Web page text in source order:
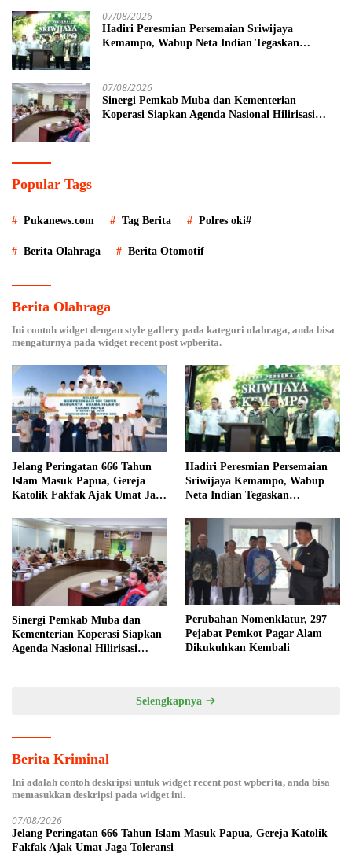
07/08/2026
Hadiri Peresmian Persemaian Sriwijaya
Kemampo, Wabup Neta Indian Tegaskan
07/08/2026
Sinergi Pemkab Muba dan Kementerian
Koperasi Siapkan Agenda Nasional Hilirisasi
Popular Tags
Pukanews.com Tag Berita Polres oki#
Berita Olahraga Berita Otomotif
Berita Olahraga
Ini contoh widget dengan style gallery pada kategori olahraga, anda bisa
mengaturnya pada widget recent post wpberita.
Jelang Peringatan 666 Tahun
Islam Masuk Papua, Gereja
Katolik Fakfak Ajak Umat Jaga
Hadiri Peresmian Persemaian
Sriwijaya Kemampo, Wabup
Neta Indian Tegaskan
Dukung Penghijauan
Sinergi Pemkab Muba dan
Kementerian Koperasi Siapkan
Agenda Nasional Hilirisasi
Perubahan Nomenklatur, 297
Pejabat Pemkot Pagar Alam
Dikukuhkan Kembali
Selengkapnya
Berita Kriminal
Ini adalah contoh deskripsi untuk widget recent post wpberita, anda bisa
memasukkan deskripsi pada widget ini.
07/08/2026
Jelang Peringatan 666 Tahun Islam Masuk Papua, Gereja Katolik
Fakfak Ajak Umat Jaga Toleransi